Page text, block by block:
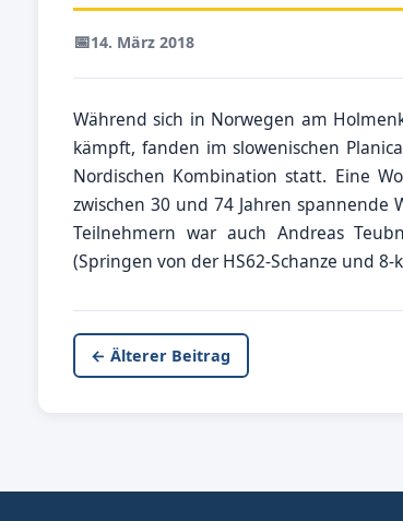
📅14. März 2018
Während sich in Norwegen am
kämpft, fanden im slowenischen
Nordischen Kombination statt. Eine
zwischen 30 und 74 Jahren spannende
Teilnehmern war auch Andreas
(Springen von der HS62-Schanze und
← Älterer Beitrag